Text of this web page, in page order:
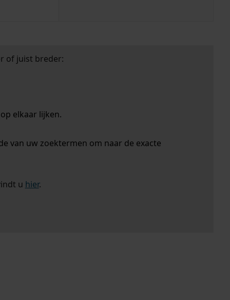
of juist breder:
elkaar lijken.
van uw zoektermen om naar de exacte
u hier.